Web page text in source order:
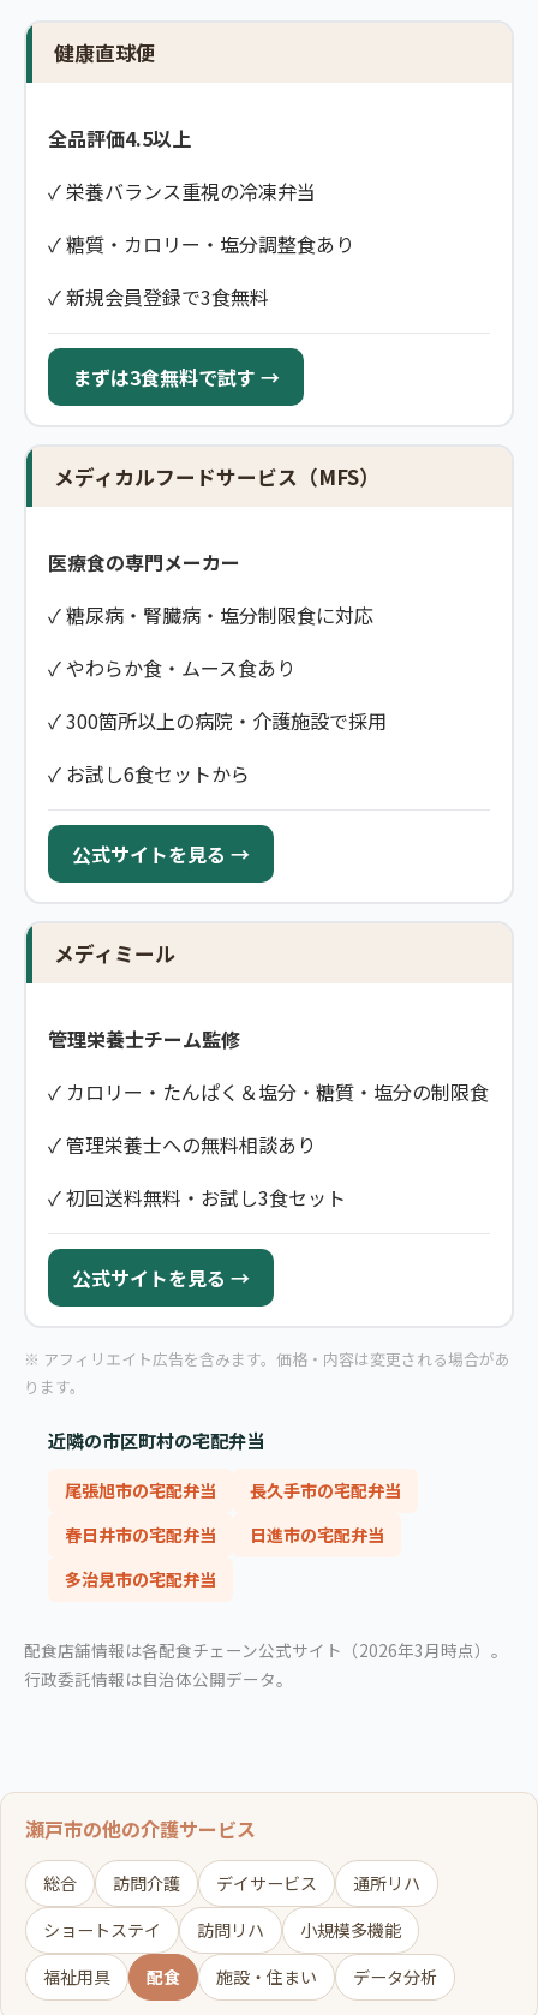
健康直球便
全品評価4.5以上
✓ 栄養バランス重視の冷凍弁当
✓ 糖質・カロリー・塩分調整食あり
✓ 新規会員登録で3食無料
まずは3食無料で試す →
メディカルフードサービス（MFS）
医療食の専門メーカー
✓ 糖尿病・腎臓病・塩分制限食に対応
✓ やわらか食・ムース食あり
✓ 300箇所以上の病院・介護施設で採用
✓ お試し6食セットから
公式サイトを見る →
メディミール
管理栄養士チーム監修
✓ カロリー・たんぱく＆塩分・糖質・塩分の制限食
✓ 管理栄養士への無料相談あり
✓ 初回送料無料・お試し3食セット
公式サイトを見る →
※ アフィリエイト広告を含みます。価格・内容は変更される場合があ
ります。
近隣の市区町村の宅配弁当
尾張旭市の宅配弁当
長久手市の宅配弁当
春日井市の宅配弁当
日進市の宅配弁当
多治見市の宅配弁当
配食店舗情報は各配食チェーン公式サイト（2026年3月時点）。
行政委託情報は自治体公開データ。
瀬戸市の他の介護サービス
総合 訪問介護 デイサービス
通所リハ
ショートステイ
訪問リハ
小規模多機能
福祉用具
配食 施設・住まい データ分析